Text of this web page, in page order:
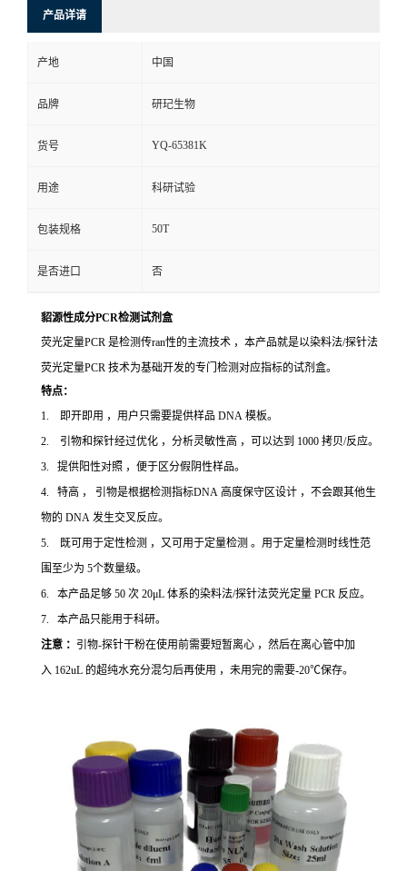
产品详请
产地 中国
品牌 研玘生物
货号 YQ-65381K
用途 科研试验
包装规格 50T
是否进口 否
貂源性成分PCR检测试剂盒
荧光定量PCR 是检测传ran性的主流技术 ，本产品就是以染料法/探针法
荧光定量PCR 技术为基础开发的专门检测对应指标的试剂盒。
特点：
1. 即开即用 ，用户只需要提供样品 DNA 模板。
2. 引物和探针经过优化 ，分析灵敏性高 ，可以达到 1000 拷贝/反应。
3. 提供阳性对照 ，便于区分假阴性样品。
4. 特高 ， 引物是根据检测指标DNA 高度保守区设计 ，不会跟其他生
物的 DNA 发生交叉反应。
5. 既可用于定性检测 ，又可用于定量检测 。用于定量检测时线性范
围至少为 5个数量级。
6. 本产品足够 50 次 20μL 体系的染料法/探针法荧光定量 PCR 反应。
7. 本产品只能用于科研。
注意 ： 引物-探针干粉在使用前需要短暂离心 ，然后在离心管中加
入 162uL 的超纯水充分混匀后再使用 ，未用完的需要-20℃保存。